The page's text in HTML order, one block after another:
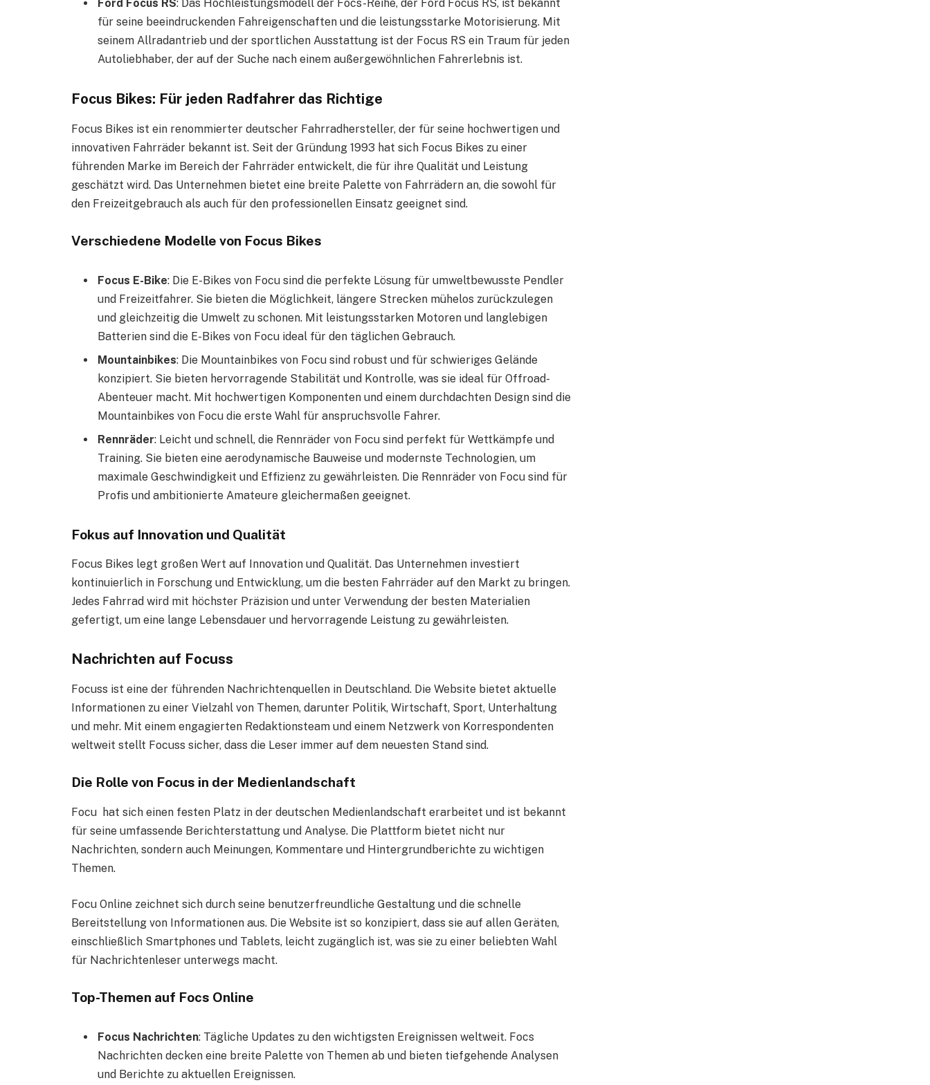
Ford Focus RS: Das Hochleistungsmodell der Focs-Reihe, der Ford Focus RS, ist bekannt
für seine beeindruckenden Fahreigenschaften und die leistungsstarke Motorisierung. Mit
seinem Allradantrieb und der sportlichen Ausstattung ist der Focus RS ein Traum für jeden
Autoliebhaber, der auf der Suche nach einem außergewöhnlichen Fahrerlebnis ist.
Focus Bikes: Für jeden Radfahrer das Richtige
Focus Bikes ist ein renommierter deutscher Fahrradhersteller, der für seine hochwertigen und
innovativen Fahrräder bekannt ist. Seit der Gründung 1993 hat sich Focus Bikes zu einer
führenden Marke im Bereich der Fahrräder entwickelt, die für ihre Qualität und Leistung
geschätzt wird. Das Unternehmen bietet eine breite Palette von Fahrrädern an, die sowohl für
den Freizeitgebrauch als auch für den professionellen Einsatz geeignet sind.
Verschiedene Modelle von Focus Bikes
Focus E-Bike: Die E-Bikes von Focu sind die perfekte Lösung für umweltbewusste Pendler
und Freizeitfahrer. Sie bieten die Möglichkeit, längere Strecken mühelos zurückzulegen
und gleichzeitig die Umwelt zu schonen. Mit leistungsstarken Motoren und langlebigen
Batterien sind die E-Bikes von Focu ideal für den täglichen Gebrauch.
Mountainbikes: Die Mountainbikes von Focu sind robust und für schwieriges Gelände
konzipiert. Sie bieten hervorragende Stabilität und Kontrolle, was sie ideal für Offroad-
Abenteuer macht. Mit hochwertigen Komponenten und einem durchdachten Design sind die
Mountainbikes von Focu die erste Wahl für anspruchsvolle Fahrer.
Rennräder: Leicht und schnell, die Rennräder von Focu sind perfekt für Wettkämpfe und
Training. Sie bieten eine aerodynamische Bauweise und modernste Technologien, um
maximale Geschwindigkeit und Effizienz zu gewährleisten. Die Rennräder von Focu sind für
Profis und ambitionierte Amateure gleichermaßen geeignet.
Fokus auf Innovation und Qualität
Focus Bikes legt großen Wert auf Innovation und Qualität. Das Unternehmen investiert
kontinuierlich in Forschung und Entwicklung, um die besten Fahrräder auf den Markt zu bringen.
Jedes Fahrrad wird mit höchster Präzision und unter Verwendung der besten Materialien
gefertigt, um eine lange Lebensdauer und hervorragende Leistung zu gewährleisten.
Nachrichten auf Focuss
Focuss ist eine der führenden Nachrichtenquellen in Deutschland. Die Website bietet aktuelle
Informationen zu einer Vielzahl von Themen, darunter Politik, Wirtschaft, Sport, Unterhaltung
und mehr. Mit einem engagierten Redaktionsteam und einem Netzwerk von Korrespondenten
weltweit stellt Focuss sicher, dass die Leser immer auf dem neuesten Stand sind.
Die Rolle von Focus in der Medienlandschaft
Focu hat sich einen festen Platz in der deutschen Medienlandschaft erarbeitet und ist bekannt
für seine umfassende Berichterstattung und Analyse. Die Plattform bietet nicht nur
Nachrichten, sondern auch Meinungen, Kommentare und Hintergrundberichte zu wichtigen
Themen.
Focu Online zeichnet sich durch seine benutzerfreundliche Gestaltung und die schnelle
Bereitstellung von Informationen aus. Die Website ist so konzipiert, dass sie auf allen Geräten,
einschließlich Smartphones und Tablets, leicht zugänglich ist, was sie zu einer beliebten Wahl
für Nachrichtenleser unterwegs macht.
Top-Themen auf Focs Online
Focus Nachrichten: Tägliche Updates zu den wichtigsten Ereignissen weltweit. Focs
Nachrichten decken eine breite Palette von Themen ab und bieten tiefgehende Analysen
und Berichte zu aktuellen Ereignissen.